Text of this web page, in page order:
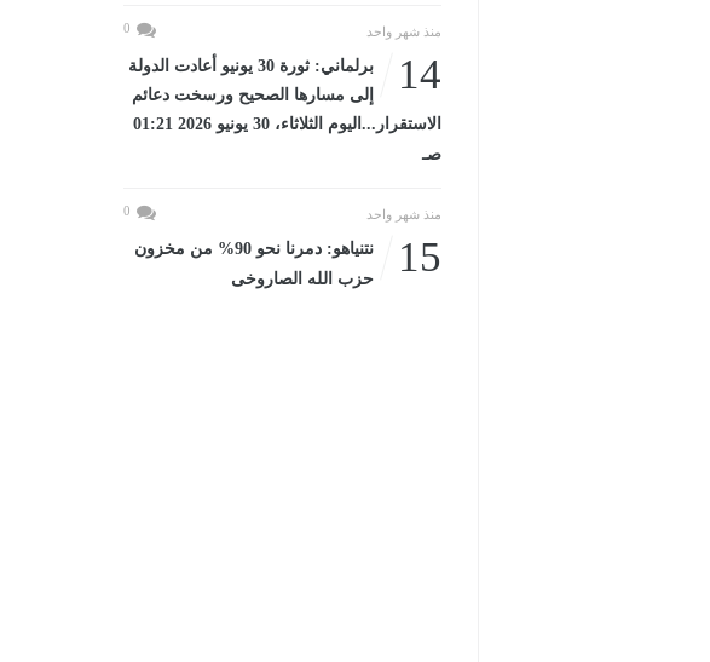
منذ شهر واحد 0
14
برلماني: ثورة 30 يونيو أعادت الدولة
إلى مسارها الصحيح ورسخت دعائم
الاستقرار...اليوم الثلاثاء، 30 يونيو 2026 01:21
صـ
منذ شهر واحد 0
15
نتنياهو: دمرنا نحو 90% من مخزون
حزب الله الصاروخى